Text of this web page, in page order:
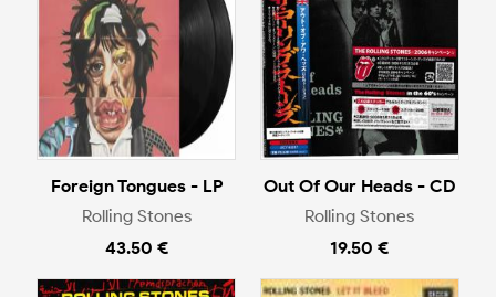
Foreign Tongues - LP
Rolling Stones
43.50 €
Out Of Our Heads - CD
Rolling Stones
19.50 €